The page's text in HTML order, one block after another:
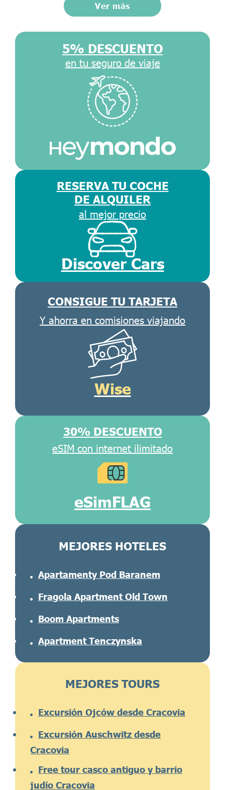
Ver más
5% DESCUENTO
en tu seguro de viaje
RESERVA TU COCHE
DE ALQUILER
al mejor precio
Discover Cars
CONSIGUE TU TARJETA
Y ahorra en comisiones viajando
Wise
30% DESCUENTO
eSIM con internet ilimitado
eSimFLAG
MEJORES HOTELES
Apartamenty Pod Baranem
Fragola Apartment Old Town
Boom Apartments
Apartment Tenczynska
MEJORES TOURS
Excursión Ojców desde Cracovia
Excursión Auschwitz desde
Cracovia
Free tour casco antiguo y barrio
judío Cracovia